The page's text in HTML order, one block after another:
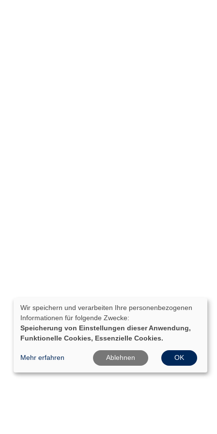
Wir speichern und verarbeiten Ihre personenbezogenen
Informationen für folgende Zwecke:
Speicherung von Einstellungen dieser Anwendung,
Funktionelle Cookies, Essenzielle Cookies.
Mehr erfahren Ablehnen OK